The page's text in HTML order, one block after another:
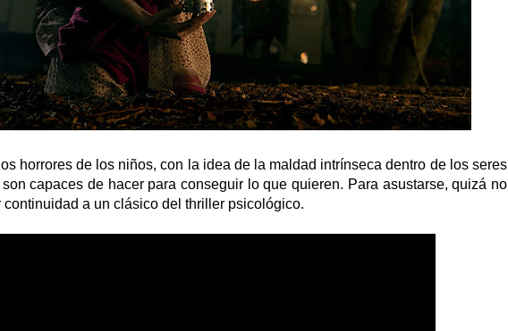
horrores de los niños, con la idea de la maldad intrínseca dentro de los seres
capaces de hacer para conseguir lo que quieren. Para asustarse, quizá no
continuidad a un clásico del thriller psicológico.